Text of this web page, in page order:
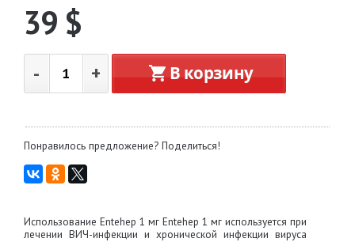
39 $
- + В корзину
Понравилось предложение? Поделиться!
Использование Entehep 1 мг Entehep 1 мг используется при
лечении ВИЧ-инфекции и хронической инфекции вируса